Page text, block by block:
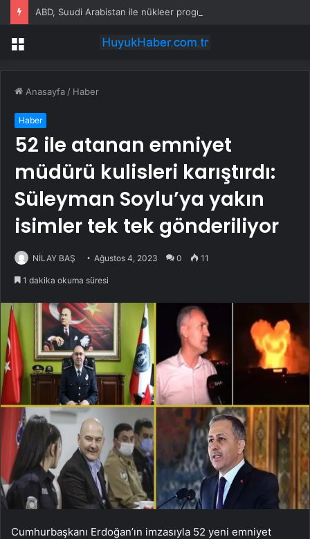
Menü
Anasayfa / Haber
Haber
52 ile atanan emniyet
müdürü kulisleri karıştırdı:
Süleyman Soylu’ya yakın
isimler tek tek gönderiliyor
NİLAY BAŞ Ağustos 4, 2023 0 11
1 dakika okuma süresi
Cumhurbaşkanı Erdoğan’ın imzasıyla 52 yeni emniyet